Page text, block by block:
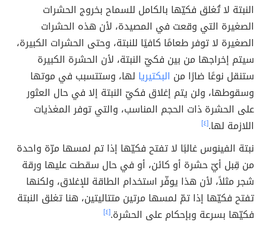
النبتة لا تُغلق فكيّها بالكامل للسماح بخروج الحشرات
الصغيرة التي وقعت في المصيدة، لأن هذه الحشرات
الصغيرة لا توفر طعامًا كافيًا للنبتة، وحتى الحشرات الكبيرة،
سيتم إخراجها من بين فكيّ النبتة، لأن الحشرة الكبيرة
ستنقل نوعًا ضارًا من البكتيريا لها، وستتسبب في موتها
وسقوطها، ولن يتم إغلاق فكيّ النبتة إلا في حال العثور
على الحشرة ذات الحجم المناسب، والتي توفر المغذيات
اللازمة لها.[٤]
نبتة الفينوس غالبًا لا تفتح فكيّها إذا تم لمسها مرّة واحدة
من قِبل أيّ حشرة أو كائن، أو في حال سقطت عليها ورقة
شجر مثلاً، لأن هذا يوفّر استخدام الطاقة للإغلاق، ولكنها
تفتح فكيّها إذا تمّ لمسها مرتين متتاليتين، هنا تغلق النبتة
فكيّها بسرعة وبإحكام على الحشرة.[٤]